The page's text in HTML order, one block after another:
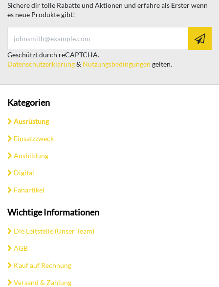
Sichere dir tolle Rabatte und Aktionen und erfahre als Erster wenn
es neue Produkte gibt!
Geschützt durch reCAPTCHA.
Datenschutzerklärung& Nutzungsbedingungen gelten.
Kategorien
Ausrüstung
Einsatzzweck
Ausbildung
Digital
Fanartikel
Wichtige Informationen
Die Leitstelle (Unser Team)
AGB
Kauf auf Rechnung
Versand & Zahlung